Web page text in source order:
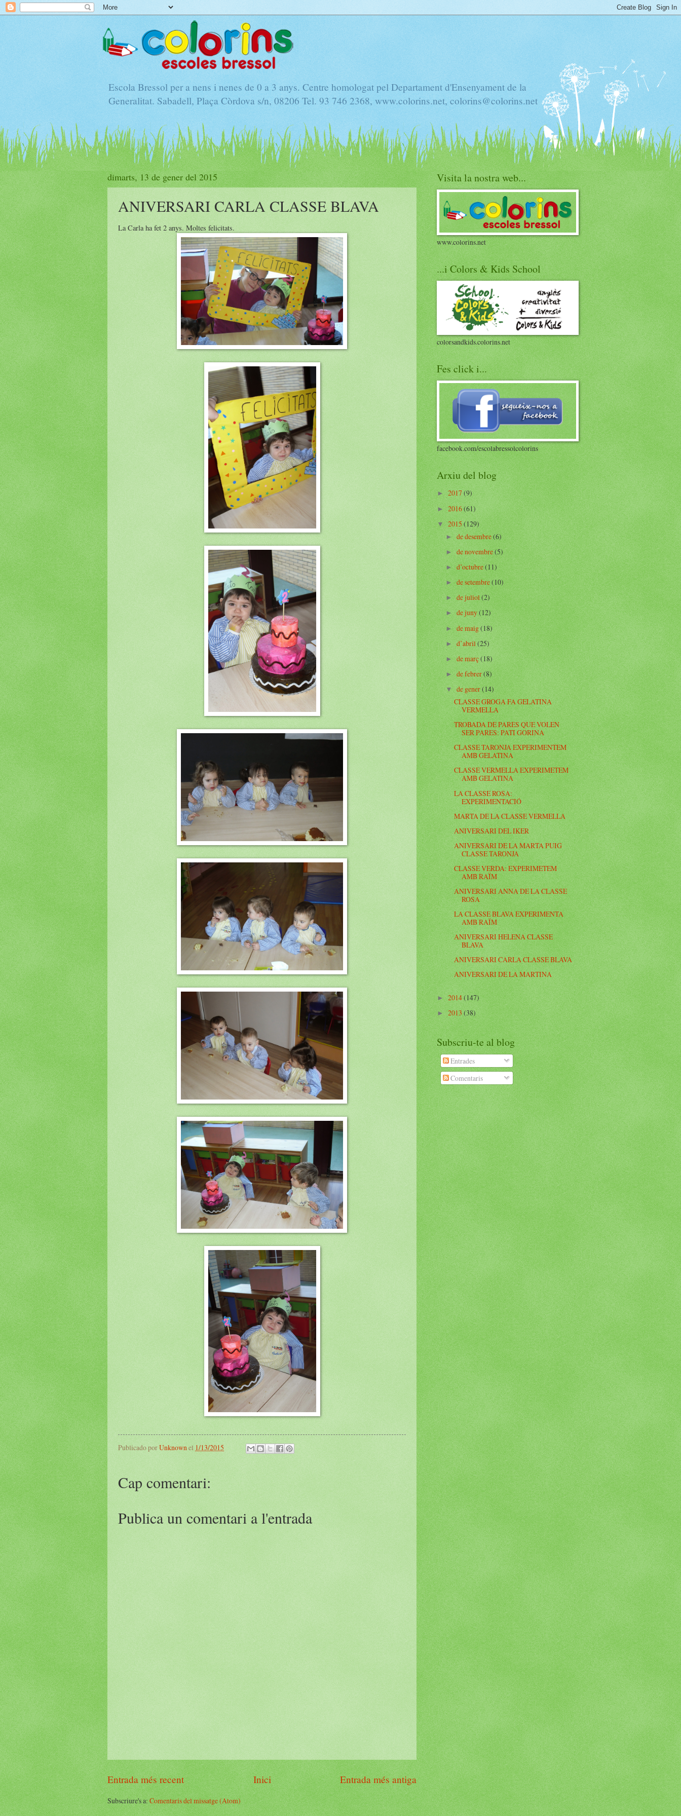
Escola Bressol per a nens i nenes de 0 a 3 anys. Centre homologat pel Departament d'Ensenyament de la
Generalitat. Sabadell, Plaça Còrdova s/n, 08206 Tel. 93 746 2368, www.colorins.net, colorins@colorins.net
dimarts, 13 de gener del 2015
ANIVERSARI CARLA CLASSE BLAVA
La Carla ha fet 2 anys. Moltes felicitats.
Publicado porUnknownel 1/13/2015
Cap comentari:
Publica un comentari a l'entrada
Entrada més recent Entrada més antiga
Inici
Subscriure's a:Comentaris del missatge (Atom)
Visita la nostra web...
www.colorins.net
...i Colors & Kids School
colorsandkids.colorins.net
Fes click i...
facebook.com/escolabressolcolorins
Arxiu del blog
►2017(9)
►2016(61)
▼2015(129)
►de desembre(6)
►de novembre(5)
►d’octubre(11)
►de setembre(10)
►de juliol(2)
► de juny(12)
►de maig(18)
► d’abril(25)
►de març(18)
►de febrer(8)
▼de gener(14)
CLASSE GROGA FA GELATINA
VERMELLA
TROBADA DE PARES QUE VOLEN
SER PARES: PATI GORINA
CLASSE TARONJA EXPERIMENTEM
AMB GELATINA
CLASSE VERMELLA EXPERIMETEM
AMB GELATINA
LA CLASSE ROSA:
EXPERIMENTACIÓ
MARTA DE LA CLASSE VERMELLA
ANIVERSARI DEL IKER
ANIVERSARI DE LA MARTA PUIG
CLASSE TARONJA
CLASSE VERDA: EXPERIMETEM
AMB RAÏM
ANIVERSARI ANNA DE LA CLASSE
ROSA
LA CLASSE BLAVA EXPERIMENTA
AMB RAÏM
ANIVERSARI HELENA CLASSE
BLAVA
ANIVERSARI CARLA CLASSE BLAVA
ANIVERSARI DE LA MARTINA
►2014(147)
►2013(38)
Subscriu-te al blog
Entrades
Comentaris